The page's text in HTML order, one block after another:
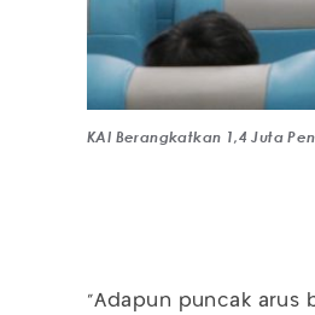
KAI Berangkatkan 1,4 Juta
"Adapun puncak arus